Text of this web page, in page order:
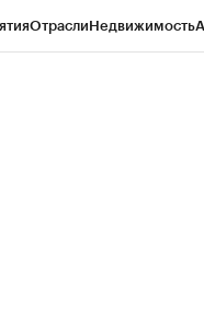
ОтраслиНедвижимость